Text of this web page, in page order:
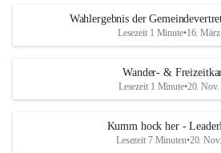
Wahlergebnis der
Lesezeit 1 Minute•16.
Wander- &
Lesezeit 1 Minute•20. Nov.
Kumm hock her -
Lesezeit 7 Minuten•20.